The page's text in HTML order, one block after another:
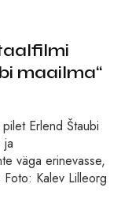
maailma“
Erlend Štaubi
ja
väga erinevasse,
Foto: Kalev Lilleorg